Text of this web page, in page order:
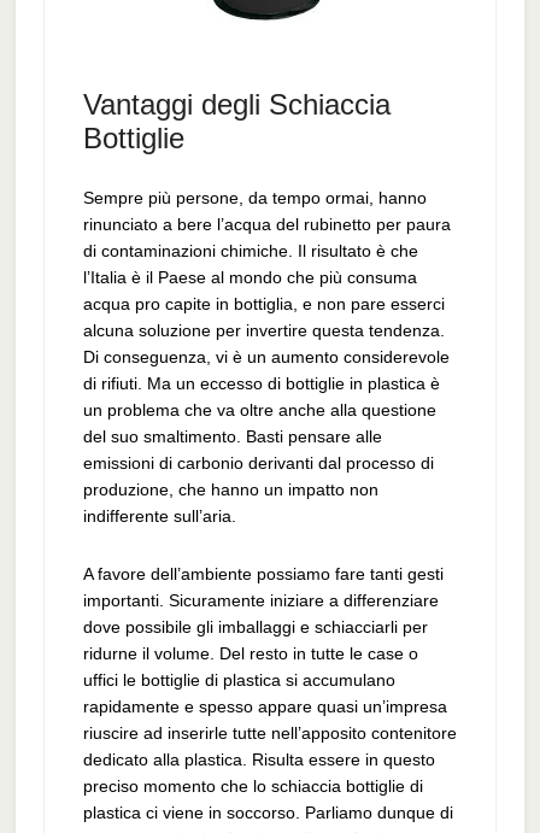
Vantaggi degli Schiaccia
Bottiglie
Sempre più persone, da tempo ormai, hanno
rinunciato a bere l’acqua del rubinetto per paura
di contaminazioni chimiche. Il risultato è che
l’Italia è il Paese al mondo che più consuma
acqua pro capite in bottiglia, e non pare esserci
alcuna soluzione per invertire questa tendenza.
Di conseguenza, vi è un aumento considerevole
di rifiuti. Ma un eccesso di bottiglie in plastica è
un problema che va oltre anche alla questione
del suo smaltimento. Basti pensare alle
emissioni di carbonio derivanti dal processo di
produzione, che hanno un impatto non
indifferente sull’aria.
A favore dell’ambiente possiamo fare tanti gesti
importanti. Sicuramente iniziare a differenziare
dove possibile gli imballaggi e schiacciarli per
ridurne il volume. Del resto in tutte le case o
uffici le bottiglie di plastica si accumulano
rapidamente e spesso appare quasi un’impresa
riuscire ad inserirle tutte nell’apposito contenitore
dedicato alla plastica. Risulta essere in questo
preciso momento che lo schiaccia bottiglie di
plastica ci viene in soccorso. Parliamo dunque di